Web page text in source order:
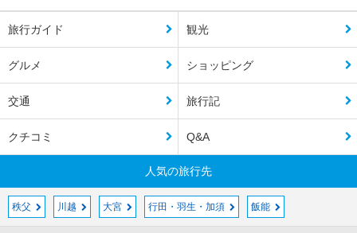
旅行ガイド 観光
グルメ ショッピング
交通 旅行記
クチコミ Q&A
人気の旅行先
秩父 川越 大宮 行田・羽生・加須 飯能